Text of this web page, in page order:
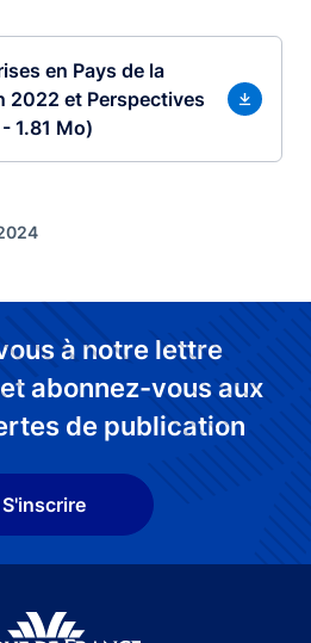
en Pays de la
2022 et Perspectives
1.81 Mo)
à notre lettre
abonnez-vous aux
de publication
S'inscrire